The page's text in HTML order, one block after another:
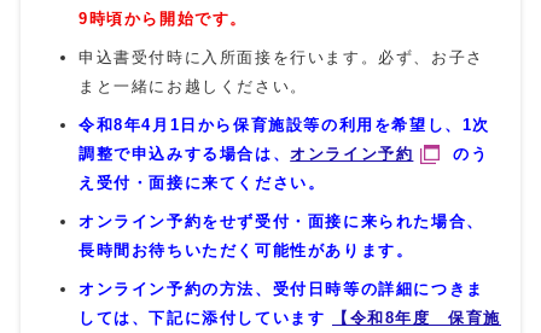
9時頃から開始です。
申込書受付時に入所面接を行います。必ず、お子さ
まと一緒にお越しください。
令和8年4月1日から保育施設等の利用を希望し、1次
調整で申込みする場合は、オンライン予約
のう
え受付・面接に来てください。
オンライン予約をせず受付・面接に来られた場合、
長時間お待ちいただく可能性があります。
オンライン予約の方法、受付日時等の詳細につきま
しては、下記に添付しています
【令和8年度 保育施